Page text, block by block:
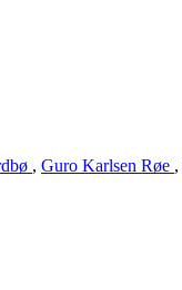
, Guro Karlsen Røe ,